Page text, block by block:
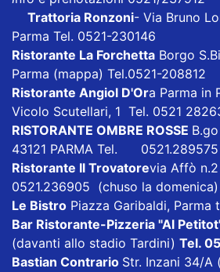
Trattoria Ronzoni- Via Bruno
Parma Tel. 0521-230146
Ristorante La Forchetta Borgo
Parma (mappa) Tel.0521-208812
Ristorante Angiol D'Ora Parma in
Vicolo Scutellari, 1 Tel. 0521
RISTORANTE OMBRE ROSSE
43121 PARMA Tel. 0521.289575
Ristorante Il Trovatorevia Affò n.2
0521.236905 (chuso la domenica)
Le Bistro Piazza Garibaldi, Parma
Bar Ristorante-Pizzeria "Al
(davanti allo stadio Tardini) Tel.
Bastian Contrario Str. Inzani 34/A